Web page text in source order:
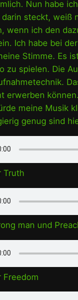
Nun habe
steckt, weiß
wenn ich den
Ich habe bei
Stimme. Es
zu spielen. Die
erwerben
meine Musik
genug sind
Truth
man und
Freedom